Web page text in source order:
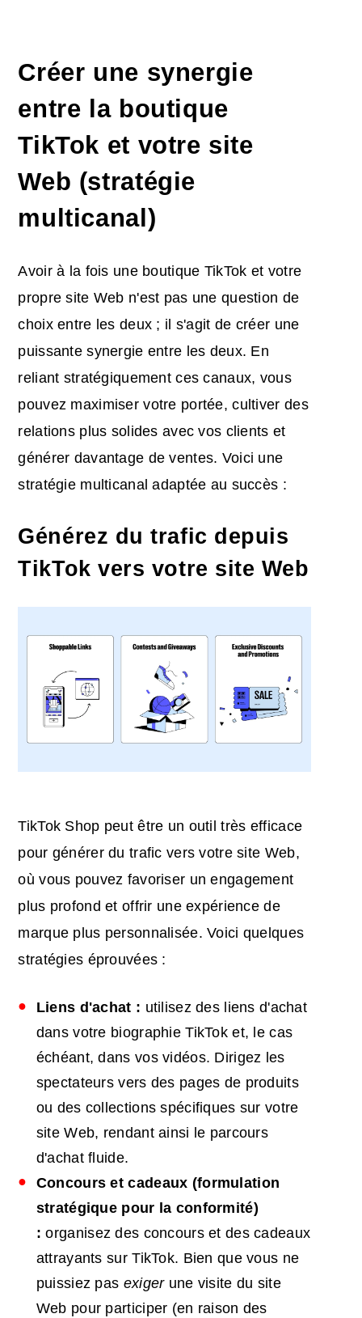
Créer une synergie
entre la boutique
TikTok et votre site
Web (stratégie
multicanal)
Avoir à la fois une boutique TikTok et votre
propre site Web n'est pas une question de
choix entre les deux ; il s'agit de créer une
puissante synergie entre les deux. En
reliant stratégiquement ces canaux, vous
pouvez maximiser votre portée, cultiver des
relations plus solides avec vos clients et
générer davantage de ventes. Voici une
stratégie multicanal adaptée au succès :
Générez du trafic depuis
TikTok vers votre site Web
TikTok Shop peut être un outil très efficace
pour générer du trafic vers votre site Web,
où vous pouvez favoriser un engagement
plus profond et offrir une expérience de
marque plus personnalisée. Voici quelques
stratégies éprouvées :
Liens d'achat : utilisez des liens d'achat
dans votre biographie TikTok et, le cas
échéant, dans vos vidéos. Dirigez les
spectateurs vers des pages de produits
ou des collections spécifiques sur votre
site Web, rendant ainsi le parcours
d'achat fluide.
Concours et cadeaux (formulation
stratégique pour la conformité)
: organisez des concours et des cadeaux
attrayants sur TikTok. Bien que vous ne
puissiez pas exigerune visite du site
Web pour participer (en raison des